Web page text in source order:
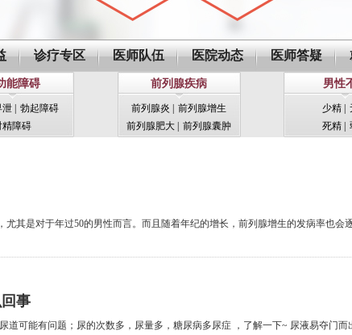
诊疗专区 医师队伍 医院动态 医师答疑
能障碍
泄
勃起障碍
精障碍
前列腺疾病
前列腺炎
前列腺增生
前列腺肥大
前列腺囊肿
男性
少精
死精
其是对于年过50的男性而言。而且随着年纪的增长，前列腺增生的发病率也会
事
道可能有问题；尿的次数多，尿量多，糖尿病多尿症 ，了解一下~ 尿液易夺门